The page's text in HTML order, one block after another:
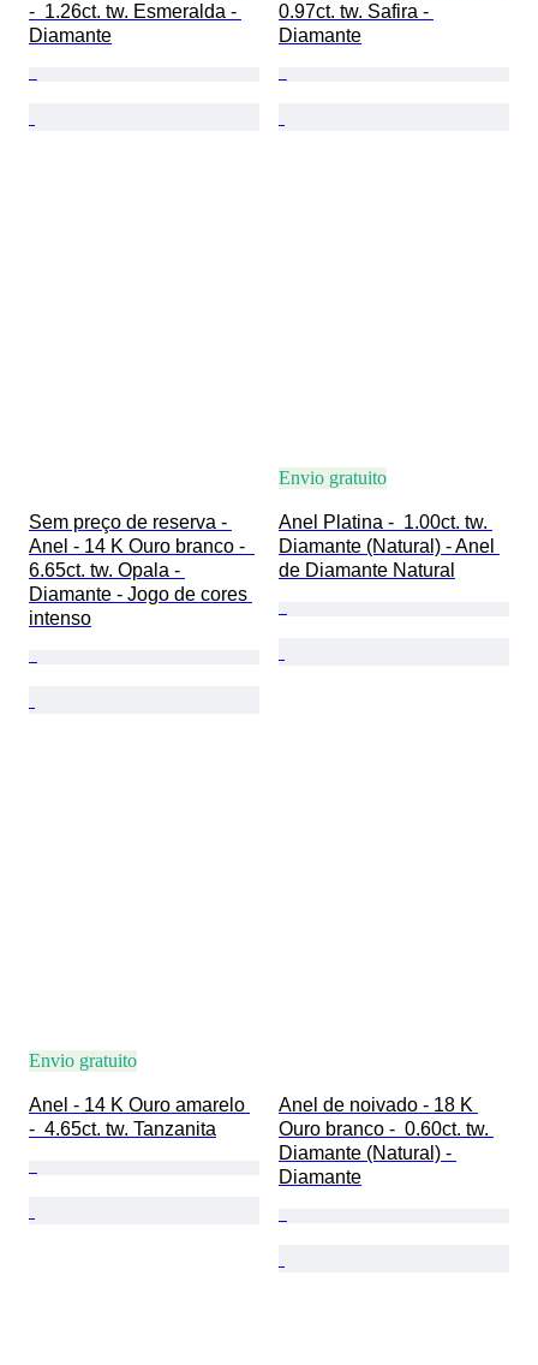
-  1.26ct. tw. Esmeralda -
Diamante
0.97ct. tw. Safira -
Diamante
Sem preço de reserva -
Anel - 14 K Ouro branco -
6.65ct. tw. Opala -
Diamante - Jogo de cores
intenso
Envio gratuito
Anel Platina -  1.00ct. tw.
Diamante (Natural) - Anel
de Diamante Natural
Envio gratuito
Anel - 14 K Ouro amarelo
-  4.65ct. tw. Tanzanita
Anel de noivado - 18 K
Ouro branco -  0.60ct. tw.
Diamante (Natural) -
Diamante